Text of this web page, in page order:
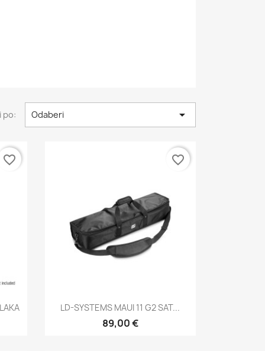
po: Odaberi 
favorite_border
Brzi pregled
LD-SYSTEMS MAUI 11 G2 SAT...
89,00 €
favorite_border